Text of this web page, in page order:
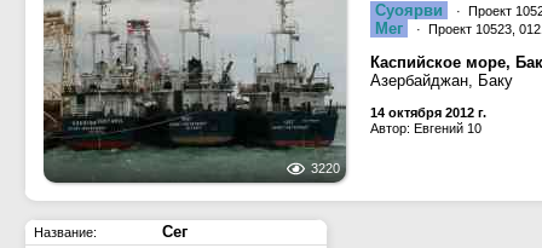
3220
Суоярви · Проект
Мег · Проект 10523,
Каспийское море,
Азербайджан, Баку
14 октября 2012 г.
Автор: Евгений 10
Название: Сег